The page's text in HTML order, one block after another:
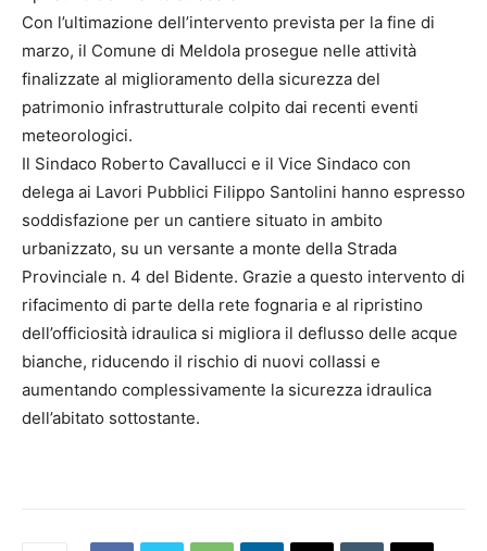
Con l’ultimazione dell’intervento prevista per la fine di
marzo, il Comune di Meldola prosegue nelle attività
finalizzate al miglioramento della sicurezza del
patrimonio infrastrutturale colpito dai recenti eventi
meteorologici.
Il Sindaco Roberto Cavallucci e il Vice Sindaco con
delega ai Lavori Pubblici Filippo Santolini hanno espresso
soddisfazione per un cantiere situato in ambito
urbanizzato, su un versante a monte della Strada
Provinciale n. 4 del Bidente. Grazie a questo intervento di
rifacimento di parte della rete fognaria e al ripristino
dell’officiosità idraulica si migliora il deflusso delle acque
bianche, riducendo il rischio di nuovi collassi e
aumentando complessivamente la sicurezza idraulica
dell’abitato sottostante.